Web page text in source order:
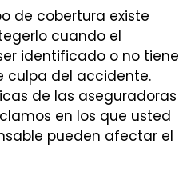
de cobertura existe
cuando el
identificado o no tiene
culpa del accidente.
de las aseguradoras
en los que usted
pueden afectar el